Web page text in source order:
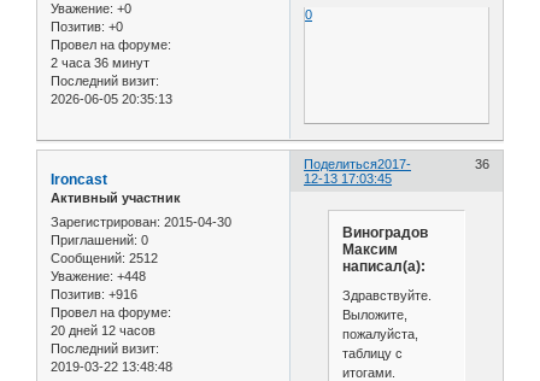
Уважение: +0
Позитив: +0
Провел на форуме:
2 часа 36 минут
Последний визит:
2026-06-05 20:35:13
0
Поделиться 36
2017-
12-13 17:03:45
Ironcast
Активный участник
Зарегистрирован: 2015-04-30
Приглашений: 0
Сообщений: 2512
Уважение: +448
Позитив: +916
Провел на форуме:
20 дней 12 часов
Последний визит:
2019-03-22 13:48:48
Виноградов
Максим
написал(а):
Здравствуйте.
Выложите,
пожалуйста,
таблицу с
итогами.